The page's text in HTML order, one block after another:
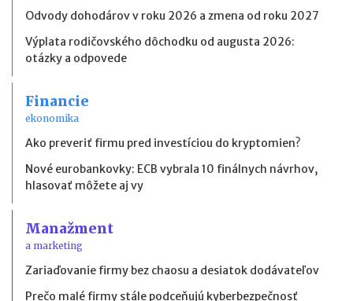
Odvody dohodárov v roku 2026 a zmena od roku 2027
Výplata rodičovského dôchodku od augusta 2026:
otázky a odpovede
Financie
ekonomika
Ako preveriť firmu pred investíciou do kryptomien?
Nové eurobankovky: ECB vybrala 10 finálnych návrhov,
hlasovať môžete aj vy
Manažment
a marketing
Zariaďovanie firmy bez chaosu a desiatok dodávateľov
Prečo malé firmy stále podceňujú kyberbezpečnosť